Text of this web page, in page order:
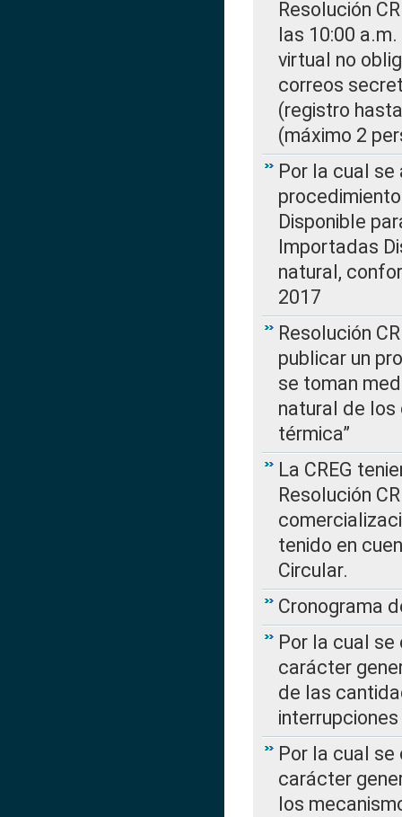
Resolución
las 10:00
virtual no
correos
(registro
(máximo 2
Por la cual
Disponible
Importadas
natural,
2017
Resolución
publicar un
se toman
natural de los
térmica”
La CREG
Resolución
tenido en
Circular.
Cronograma
Por la cual
carácter
de las
Por la cual
carácter
los